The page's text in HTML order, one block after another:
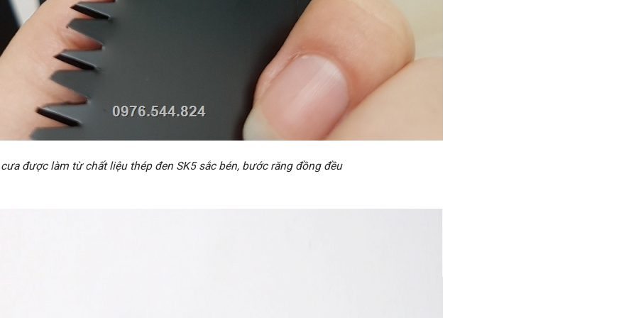
được làm từ chất liệu thép đen SK5 sắc bén, bước răng đồng đều